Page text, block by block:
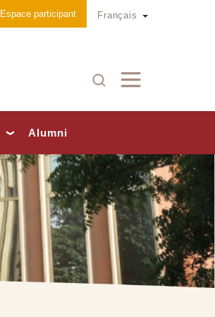
Français Toggle
Espace participant
Alumni